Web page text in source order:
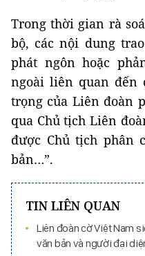
Trong thời gian rà
bộ, các nội dung
phát ngôn hoặc
ngoài liên quan đến
trọng của Liên đoàn
qua Chủ tịch Liên
được Chủ tịch phân
bản…”.
TIN LIÊN QUAN
Liên đoàn cờ Việt Nam
văn bản và người đại